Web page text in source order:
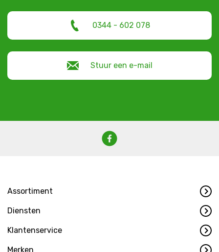
0344 - 602 078
Stuur een e-mail
Assortiment
Diensten
Klantenservice
Merken